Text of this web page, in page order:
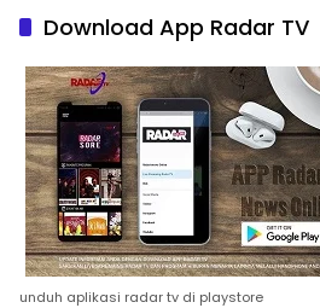
Download App Radar TV
unduh aplikasi radar tv di playstore